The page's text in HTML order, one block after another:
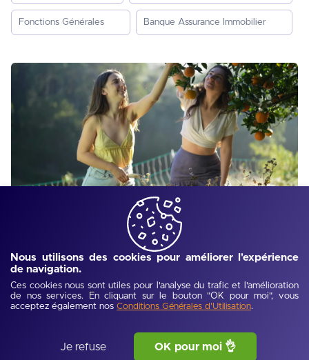
Nous utilisons des cookies pour améliorer l'expérience
de navigation.
Ces cookies nous sont utiles pour l'analyse du trafic et l'amélioration
de nos services. En cliquant sur le bouton "OK pour moi", vous
acceptez également nos Conditions Générales d'Utilisation.
Je refuse OK pour moi 👌
Fonctions Générales Banque Assurance Immobilier
Jobs d'été pendant les vacances scolaires : Guide
Les vacances scolaires d'été offrent de nombreuses
opportunités d'emplois saisonniers pour les étudiants et
lycéens. Du tourisme à l'agriculture, ces jobs permettent de
financer ses études, acquérir une première expérience
professionnelle et développer des compétences précieuses.
décrocher le job d'été idéal.
Lire l'article